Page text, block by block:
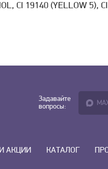
CI 19140 (YELLOW 5),
Задавайте
вопросы:
АКЦИИ КАТАЛОГ